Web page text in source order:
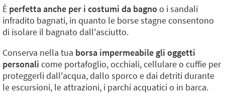
È perfetta anche per i costumi da bagnoo i sandali
infradito bagnati, in quanto le borse stagne consentono
di isolare il bagnato dall'asciutto.
Conserva nella tua borsa impermeabile gli oggetti
personali come portafoglio, occhiali, cellulare o cuffie per
proteggerli dall'acqua, dallo sporco e dai detriti durante
le escursioni, le attrazioni, i parchi acquatici o in barca.